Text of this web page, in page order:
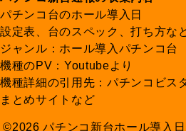
パチンコ台のホール導入日
設定表、台のスペック、打ち方な
ジャンル：ホール導入パチンコ台
機種のPV：Youtubeより
機種詳細の引用先：パチンコビス
まとめサイトなど
©2026 パチンコ新台ホール導入